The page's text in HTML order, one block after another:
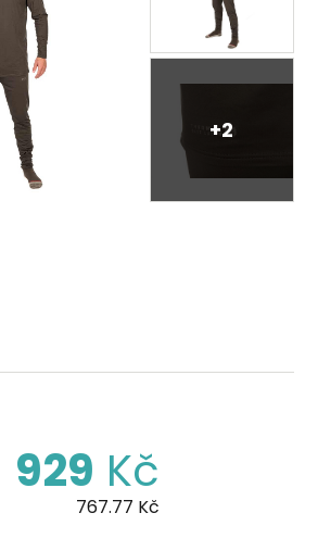
+2
929 Kč
767.77 Kč